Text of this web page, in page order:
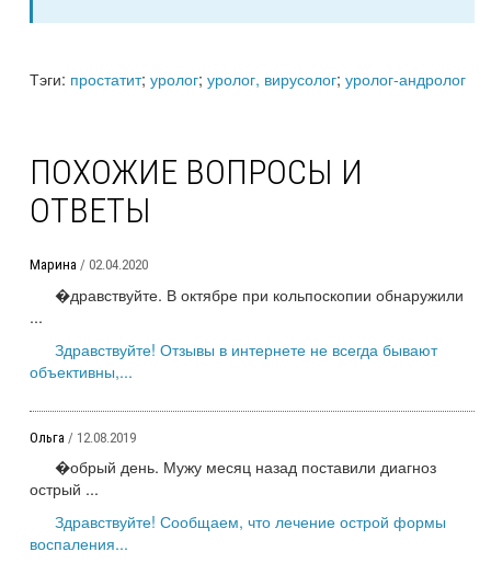
Тэги: простатит; уролог; уролог, вирусолог; уролог-андролог
ПОХОЖИЕ ВОПРОСЫ И
ОТВЕТЫ
Марина / 02.04.2020
�дравствуйте. В октябре при кольпоскопии обнаружили
...
Здравствуйте! Отзывы в интернете не всегда бывают
объективны,...
Ольга / 12.08.2019
�обрый день. Мужу месяц назад поставили диагноз
острый ...
Здравствуйте! Сообщаем, что лечение острой формы
воспаления...